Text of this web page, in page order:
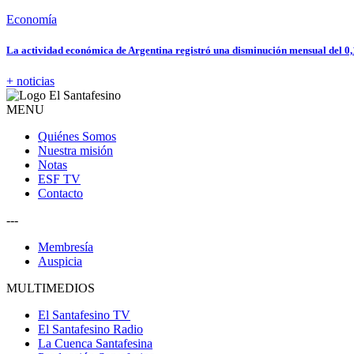
Economía
La actividad económica de Argentina registró una disminución mensual del
+ noticias
MENU
Quiénes Somos
Nuestra misión
Notas
ESF TV
Contacto
---
Membresía
Auspicia
MULTIMEDIOS
El Santafesino TV
El Santafesino Radio
La Cuenca Santafesina